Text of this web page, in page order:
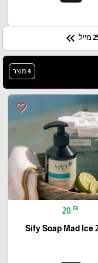
keyboard_double_arrow_left
4 מוצר
favorite_border
20 ₪
Sify Soap Mad Ice